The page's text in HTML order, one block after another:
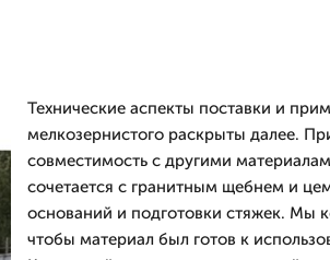
Технические аспекты поставки и
мелкозернистого раскрыты далее.
совместимость с другими
сочетается с гранитным щебнем и
оснований и подготовки стяжек. Мы
чтобы материал был готов к